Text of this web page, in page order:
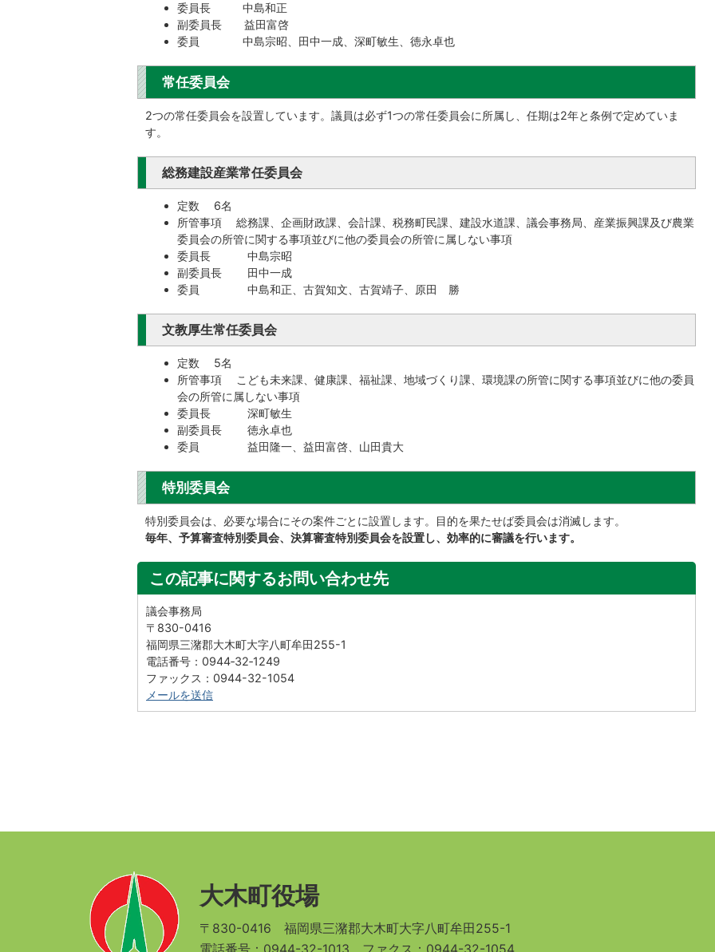
委員長 中島和正
副委員長 益田富啓
委員 中島宗昭、田中一成、深町敏生、徳永卓也
常任委員会
2つの常任委員会を設置しています。議員は必ず1つの常任委員会に所属し、任期は2年と条例で定めていま
す。
総務建設産業常任委員会
定数 6名
所管事項 総務課、企画財政課、会計課、税務町民課、建設水道課、議会事務局、産業振興課及び農業
委員会の所管に関する事項並びに他の委員会の所管に属しない事項
委員長 中島宗昭
副委員長 田中一成
委員 中島和正、古賀知文、古賀靖子、原田 勝
文教厚生常任委員会
定数 5名
所管事項 こども未来課、健康課、福祉課、地域づくり課、環境課の所管に関する事項並びに他の委員
会の所管に属しない事項
委員長 深町敏生
副委員長 徳永卓也
委員 益田隆一、益田富啓、山田貴大
特別委員会
特別委員会は、必要な場合にその案件ごとに設置します。目的を果たせば委員会は消滅します。
毎年、予算審査特別委員会、決算審査特別委員会を設置し、効率的に審議を行います。
この記事に関するお問い合わせ先
議会事務局
〒830-0416
福岡県三潴郡大木町大字八町牟田255-1
電話番号：0944‐32‐1249
ファックス：0944-32-1054
メールを送信
大木町役場
〒830-0416 福岡県三潴郡大木町大字八町牟田255-1